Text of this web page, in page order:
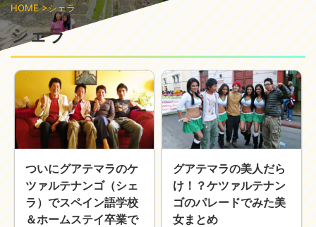
ビジネス・ライフハック
車関係
生活の知恵
国内旅行
中部
中国・四国
北海道・東北
関東
近畿
九州
世界一周ブログ
アフリカ
アジア
ヨーロッパ
中東
HOME>シェラ
シェラ
ついにグアテマラのケ
ツァルテナンゴ（シェ
ラ）でスペイン語学校
＆ホームステイ卒業で
グアテマラの美人だら
け！？ケツァルテナン
ゴのパレードでみた美
女まとめ